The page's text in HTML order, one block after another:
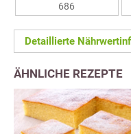
686
Detaillierte
ÄHNLICHE REZEPTE